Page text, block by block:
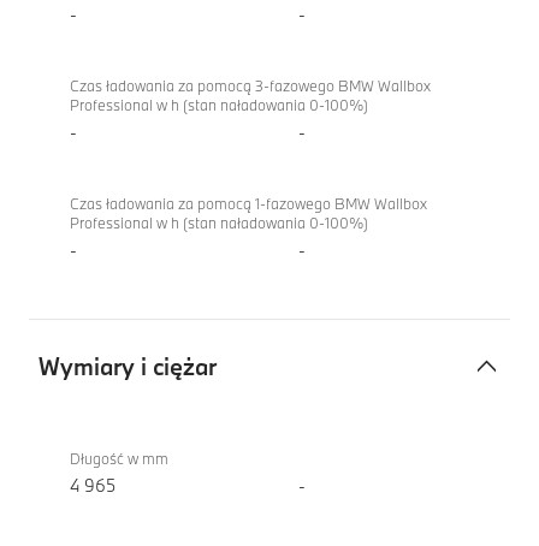
- -
Czas ładowania za pomocą 3-fazowego BMW Wallbox
Professional w h (stan naładowania 0-100%)
- -
Czas ładowania za pomocą 1-fazowego BMW Wallbox
Professional w h (stan naładowania 0-100%)
- -
Wymiary i ciężar
ciężar
xDrive60
Długość w mm
4 965 -